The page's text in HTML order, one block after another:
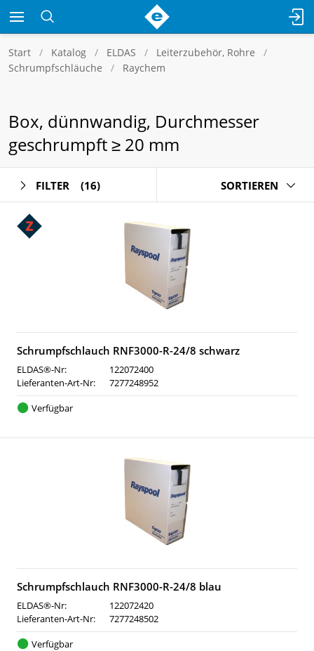
Start Katalog ELDAS
Leiterzubehör, Rohre
Schrumpfschläuche
Raychem
Box, dünnwandig, Durchmesser
geschrumpft ≥ 20 mm
FILTER (16) SORTIEREN
Schrumpfschlauch RNF3000-R-24/8 schwarz
ELDAS®-Nr:
122072400
Lieferanten-Art-Nr:
7277248952
Verfügbar
Schrumpfschlauch RNF3000-R-24/8 blau
ELDAS®-Nr:
122072420
Lieferanten-Art-Nr:
7277248502
Verfügbar